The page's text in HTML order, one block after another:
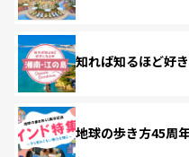
知れば知るほど好
地球の歩き方45周